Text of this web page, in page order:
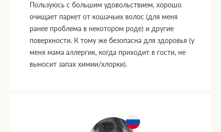
Пользуюсь с большим удовольствием, хорошо
очищает паркет от кошачьих волос (для меня
ранее проблема в некотором роде) и другие
поверхности. К тому же безопасна для здоровья (у
меня мама аллергик, когда приходит в гости, не
выносит запах химии/хлорки).